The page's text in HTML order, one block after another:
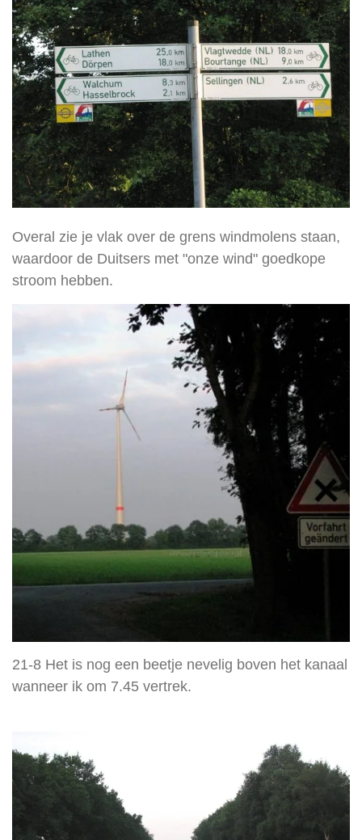
Overal zie je vlak over de grens windmolens staan,
waardoor de Duitsers met "onze wind" goedkope
stroom hebben.
21-8 Het is nog een beetje nevelig boven het kanaal
wanneer ik om 7.45 vertrek.